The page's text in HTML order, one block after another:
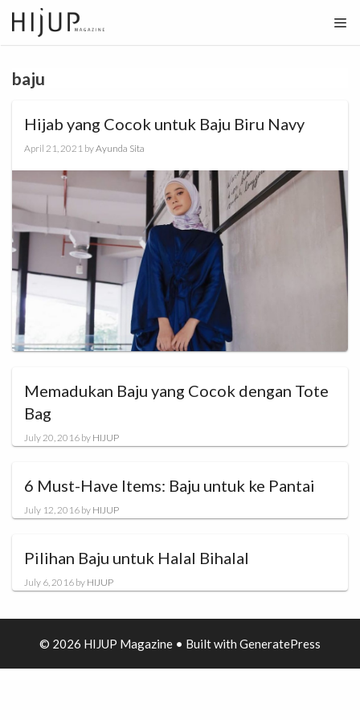
Skip
to
content
baju
Hijab yang Cocok untuk Baju Biru Navy
April 21, 2021 byAyunda Sita
Memadukan Baju yang Cocok dengan Tote
Bag
July 20, 2016 by HIJUP
6 Must-Have Items: Baju untuk ke Pantai
July 12, 2016 by HIJUP
Pilihan Baju untuk Halal Bihalal
July 6, 2016 by HIJUP
© 2026 HIJUP Magazine • Built with GeneratePress